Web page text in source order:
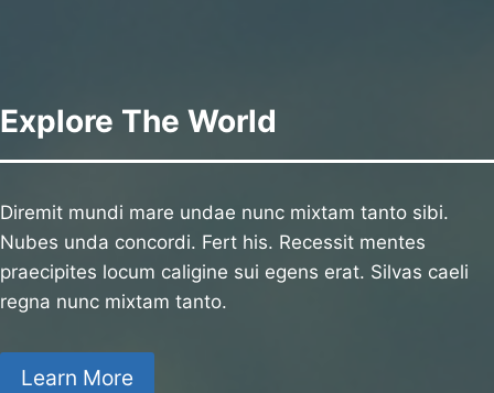
Explore The World
Diremit mundi mare undae nunc mixtam tanto sibi.
Nubes unda concordi. Fert his. Recessit mentes
praecipites locum caligine sui egens erat. Silvas caeli
regna nunc mixtam tanto.
Learn More